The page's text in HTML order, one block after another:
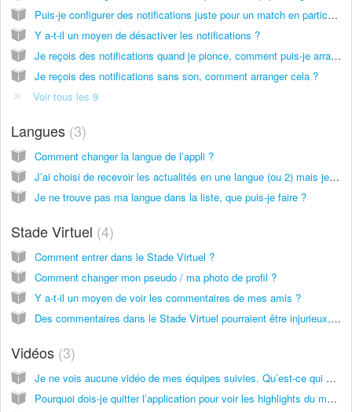
Puis-je configurer des notifications juste pour un match en particulier ?
Y a-t-il un moyen de désactiver les notifications ?
Je reçois des notifications quand je pionce, comment puis-je arranger ça ?
Je reçois des notifications sans son, comment arranger cela ?
Voir tous les 9
Langues 3
Comment changer la langue de l’appli ?
J’ai choisi de recevoir les actualités en une langue (ou 2) mais je vois des news en une autre langue. Que dois-je faire ?
Je ne trouve pas ma langue dans la liste, que puis-je faire ?
Stade Virtuel 4
Comment entrer dans le Stade Virtuel ?
Comment changer mon pseudo / ma photo de profil ?
Y a-t-il un moyen de voir les commentaires de mes amis ?
Des commentaires dans le Stade Virtuel pourraient être injurieux, racistes ou insultants. Que puis-je faire ?
Vidéos 3
Je ne vois aucune vidéo de mes équipes suivies. Qu’est-ce qui cloche ?
Pourquoi dois-je quitter l’application pour voir les highlights du match ?